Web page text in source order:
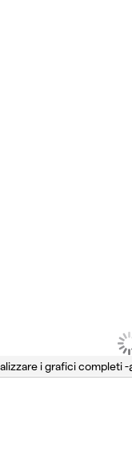
i grafici completi -